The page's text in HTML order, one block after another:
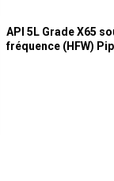
API 5L Grade X65
fréquence (HFW)